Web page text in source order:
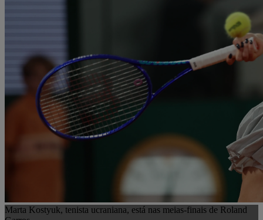
Marta Kostyuk, tenista ucraniana, está nas meias-finais de Roland